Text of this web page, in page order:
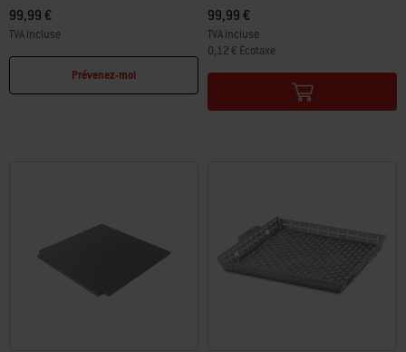
99,99 €
TVA incluse
Color Options
Prévenez-moi
99,99 €
TVA incluse
0,12 € Écotaxe
Color Options